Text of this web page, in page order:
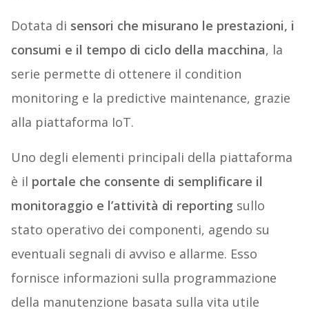
Dotata di sensori che misurano le prestazioni, i
consumi e il tempo di ciclo della macchina, la
serie permette di ottenere il condition
monitoring e la predictive maintenance, grazie
alla piattaforma IoT.
Uno degli elementi principali della piattaforma
è il portale che consente di semplificare il
monitoraggio e l’attività di reporting sullo
stato operativo dei componenti, agendo su
eventuali segnali di avviso e allarme. Esso
fornisce informazioni sulla programmazione
della manutenzione basata sulla vita utile